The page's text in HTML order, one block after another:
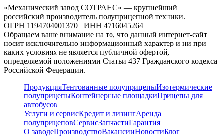
«Механический завод СОТРАНС» — крупнейший
российский производитель полуприцепной техники.
ОГРН 1194704001370 ИНН 4716045264
Обращаем ваше внимание на то, что данный интернет-сайт
носит исключительно информационный характер и ни при
каких условиях не является публичной офертой,
определяемой положениями Статьи 437 Гражданского кодекса
Российской Федерации.
ПродукцияТентованные полуприцепыИзотермические
полуприцепыКонтейнерные площадкиПрицепы для
автобусов
Услуги и сервисКредит и лизингАренда
полуприцеповСервисЗапчастиГарантия
О заводеПроизводствоВакансииНовостиБлог